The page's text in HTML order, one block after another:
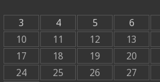
3
4 5 6
10
11 12 13
17
18 19 20
24
25 26 27